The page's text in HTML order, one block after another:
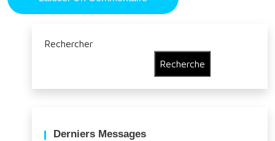
Rechercher
Recherche
Derniers Messages